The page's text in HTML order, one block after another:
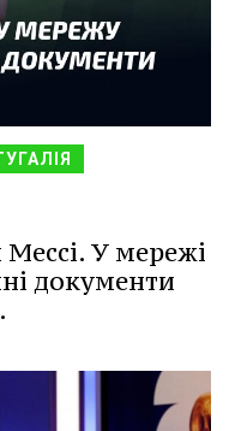
Мессі. У мережі
документи